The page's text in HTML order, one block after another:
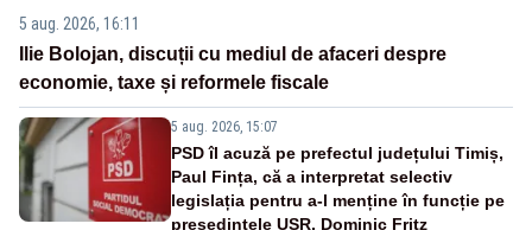
5 aug. 2026, 16:11
Ilie Bolojan, discuții cu mediul de afaceri despre
economie, taxe și reformele fiscale
5 aug. 2026, 15:07
PSD îl acuză pe prefectul județului Timiș,
Paul Fința, că a interpretat selectiv
legislația pentru a-l menține în funcție pe
președintele USR, Dominic Fritz